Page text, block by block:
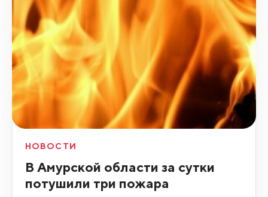
НОВОСТИ
В Амурской области за сутки
потушили три пожара